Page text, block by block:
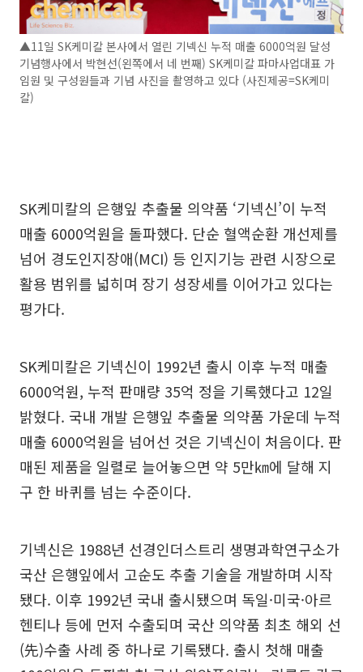
▲11일 SK케미칼 본사에서 열린 기넥신 누적 매출 6000억원 달성
기념행사에서 박현선(왼쪽에서 네 번째) SK케미칼 파마사업대표 가
임원 및 구성원들과 기념 사진을 촬영하고 있다 (사진제공=SK케미
칼)
SK케미칼의 은행잎 추출물 의약품 ‘기넥신’이 누적
매출 6000억원을 돌파했다. 단순 혈액순환 개선제를
넘어 경도인지장애(MCI) 등 인지기능 관련 시장으로
활용 범위를 넓히며 장기 성장세를 이어가고 있다는
평가다.
SK케미칼은 기넥신이 1992년 출시 이후 누적 매출
6000억원, 누적 판매량 35억 정을 기록했다고 12일
밝혔다. 국내 개발 은행잎 추출물 의약품 가운데 누적
매출 6000억원을 넘어선 것은 기넥신이 처음이다. 판
매된 제품을 일렬로 늘어놓으면 약 5만㎞에 달해 지
구 한 바퀴를 넘는 수준이다.
기넥신은 1988년 선경인더스트리 생명과학연구소가
국산 은행잎에서 고순도 추출 기술을 개발하며 시작
됐다. 이후 1992년 국내 출시됐으며 독일·미국·아르
헨티나 등에 먼저 수출되며 국산 의약품 최초 해외 선
(先)수출 사례 중 하나로 기록됐다. 출시 첫해 매출